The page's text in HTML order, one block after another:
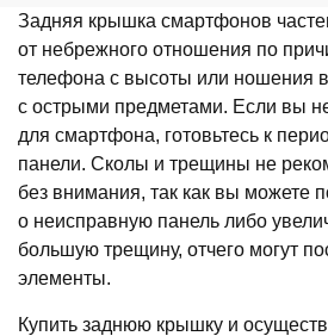
Задняя крышка смартфонов
от небрежного отношения по
телефона с высоты или ношения
с острыми предметами. Если вы
для смартфона, готовьтесь к
панели. Сколы и трещины не
без внимания, так как вы можете
о неисправную панель либо
большую трещину, отчего могут
элементы.
Купить заднюю крышку и